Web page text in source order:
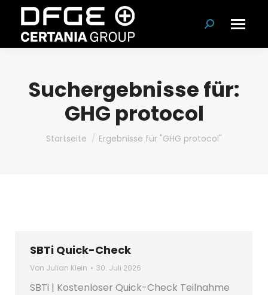
Suchen:
Suchergebnisse für:
GHG protocol
Du bist hier:
Startseite Ergebnisse für "GHG protocol"
SBTi Quick-Check
Von Julian Klein 30. Juli 2026
SBTi | Kostenloser Quick-Check Teilnahme